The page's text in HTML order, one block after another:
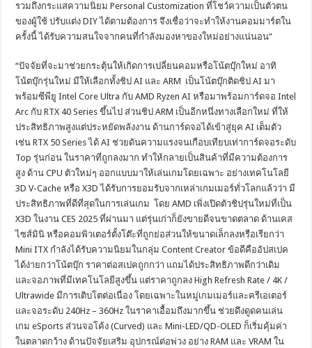
รวมถึงกระแสความนิยม Personal Customization ที่โชว์ความเป็นตัวตน
ของผู้ใช้ ปรับแต่ง DIY ได้ตามต้องการ จึงเชื่อว่าจะทำให้งานคอมมาร์ตใน
ครั้งนี้ ได้รับความสนใจจากคนที่กำลังมองหาของใหม่อย่างแน่นอน”
“ปัจจัยที่จะมาช่วยกระตุ้นให้เกิดการเปลี่ยนคอมหรือโน้ตบุ๊กใหม่ อาทิ
โน้ตบุ๊กรุ่นใหม่ มีให้เลือกทั้งชิป AI และ ARM เป็นโน้ตบุ๊กติดชิป AI มา
พร้อมซีพียู Intel Core Ultra กับ AMD Ryzen AI หรือมาพร้อมการ์ดจอ Intel
Arc กับ RTX 40 Series ขึ้นไป ส่วนชิป ARM เป็นอีกหนึ่งทางเลือกใหม่ ที่ให้
ประสิทธิภาพสูงแต่ประหยัดพลังงาน ด้านการ์ดจอได้เข้าสู่ยุค AI เต็มตัว
เช่น RTX 50 Series ได้ AI ช่วยดันความแรงจนเกือบเทียบเท่าการ์ดจอระดับ
Top รุ่นก่อน ในราคาที่ถูกลงมาก ทำให้กลายเป็นสินค้าที่มีความต้องการ
สูง ด้าน CPU ตัวใหม่ๆ ออกแบบมาให้เล่นเกมโดยเฉพาะ อย่างเทคโนโลยี
3D V-Cache หรือ X3D ได้รับการยอมรับจากเหล่าเกมเมอร์ทั่วโลกแล้วว่า มี
ประสิทธิภาพที่ดีที่สุดในการเล่นเกม โดย AMD เพิ่งเปิดตัวชิปรุ่นใหม่ที่เป็น
X3D ในงาน CES 2025 ที่ผ่านมา แต่รุ่นเก่าก็ยังขายดีจนขาดตลาด ด้านเคส
ไซส์มินิ หรือคอมพิวเตอร์ตั้งโต๊ะที่ถูกย่อส่วนให้ขนาดเล็กลงหรือเรียกว่า
Mini ITX กำลังได้รับความนิยมในกลุ่ม Content Creator ข้อดีคืออัปสเปค
ได้ง่ายกว่าโน้ตบุ๊ก ราคาต่อสเปคถูกกว่า แถมได้ประสิทธิภาพดีกว่าเดิม
และจอภาพที่มีเทคโนโลยีสูงขึ้น แต่ราคาถูกลง High Refresh Rate / 4K /
Ultrawide มีการเติบโตต่อเนื่อง โดยเฉพาะในหมู่เกมเมอร์และครีเอเตอร์
และจอระดับ 240Hz – 360Hz ในราคาเอื้อมถึงมากขึ้น ช่วยดึงดูดคนเล่น
เกม eSports ส่วนจอโค้ง (Curved) และ Mini-LED/QD-OLED ก็เริ่มคุ้มค่า
ในตลาดกว้าง ด้านปัจจัยเสริม อุปกรณ์ต่อพ่วง อย่าง RAM และ VRAM ใน